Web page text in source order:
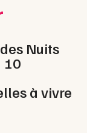
Nuits
10
à vivre